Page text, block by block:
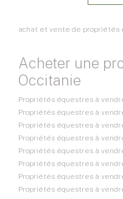
achat et vente de propriétés
Acheter une
Occitanie
Propriétés équestres à
Propriétés équestres à
Propriétés équestres à
Propriétés équestres à
Propriétés équestres à
Propriétés équestres à
Propriétés équestres à
Propriétés équestres à